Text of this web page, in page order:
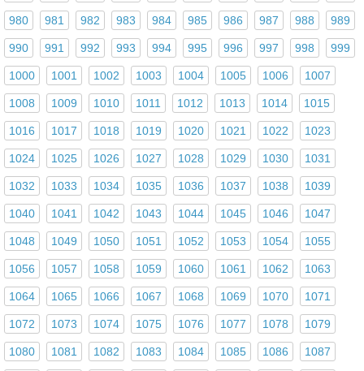
980 981 982 983 984 985 986 987 988 989
990 991 992 993 994 995 996 997 998 999
1000 1001 1002 1003 1004 1005 1006 1007
1008 1009 1010 1011 1012 1013 1014 1015
1016 1017 1018 1019 1020 1021 1022 1023
1024 1025 1026 1027 1028 1029 1030 1031
1032 1033 1034 1035 1036 1037 1038 1039
1040 1041 1042 1043 1044 1045 1046 1047
1048 1049 1050 1051 1052 1053 1054 1055
1056 1057 1058 1059 1060 1061 1062 1063
1064 1065 1066 1067 1068 1069 1070 1071
1072 1073 1074 1075 1076 1077 1078 1079
1080 1081 1082 1083 1084 1085 1086 1087